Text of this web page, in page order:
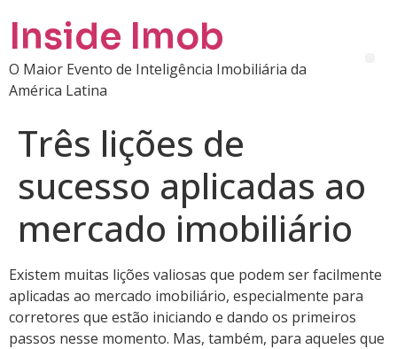
Inside Imob
O Maior Evento de Inteligência Imobiliária da
América Latina
Três lições de
sucesso aplicadas ao
mercado imobiliário
Existem muitas lições valiosas que podem ser facilmente
aplicadas ao mercado imobiliário, especialmente para
corretores que estão iniciando e dando os primeiros
passos nesse momento. Mas, também, para aqueles que